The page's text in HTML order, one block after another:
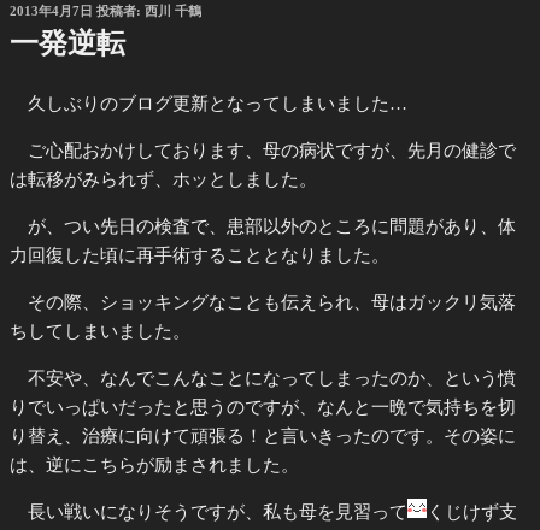
投
2013年4月7日 投稿者: 西川 千鶴
一発逆転
久しぶりのブログ更新となってしまいました…
ご心配おかけしております、母の病状ですが、先月の健診で
は転移がみられず、ホッとしました。
が、つい先日の検査で、患部以外のところに問題があり、体
力回復した頃に再手術することとなりました。
その際、ショッキングなことも伝えられ、母はガックリ気落
ちしてしまいました。
不安や、なんでこんなことになってしまったのか、という憤
りでいっぱいだったと思うのですが、なんと一晩で気持ちを切
り替え、治療に向けて頑張る！と言いきったのです。その姿に
は、逆にこちらが励まされました。
長い戦いになりそうですが、私も母を見習って
くじけず支